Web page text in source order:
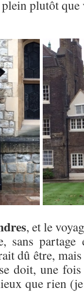
plutôt
, et le
sans partage
dû être,
doit, une fois
que rien